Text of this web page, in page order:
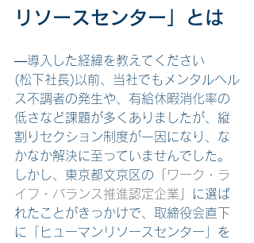
リソースセンター」とは
―導入した経緯を教えてください
(松下社長)以前、当社でもメンタルヘル
ス不調者の発生や、有給休暇消化率の
低さなど課題が多くありましたが、縦
割りセクション制度が一因になり、な
かなか解決に至っていませんでした。
しかし、東京都文京区の「
ワーク ・ ラ
イフ ・ バランス推進認定企業 」に選ば
れたことがきっかけで、取締役会直下
に「ヒューマンリソースセンター」を